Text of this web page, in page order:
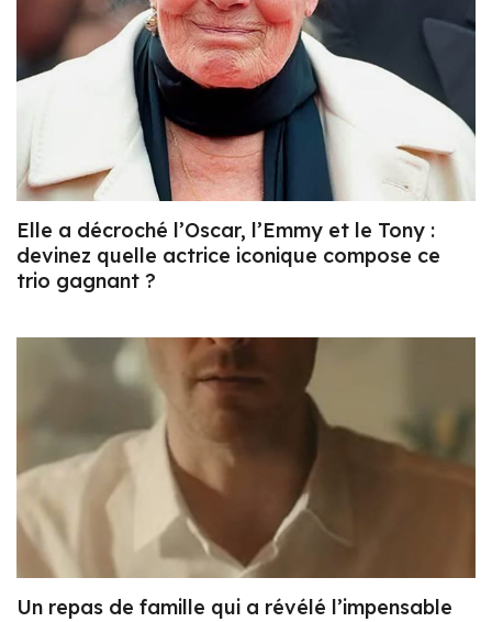
Elle a décroché l’Oscar, l’Emmy et le Tony :
devinez quelle actrice iconique compose ce
trio gagnant ?
Un repas de famille qui a révélé l’impensable